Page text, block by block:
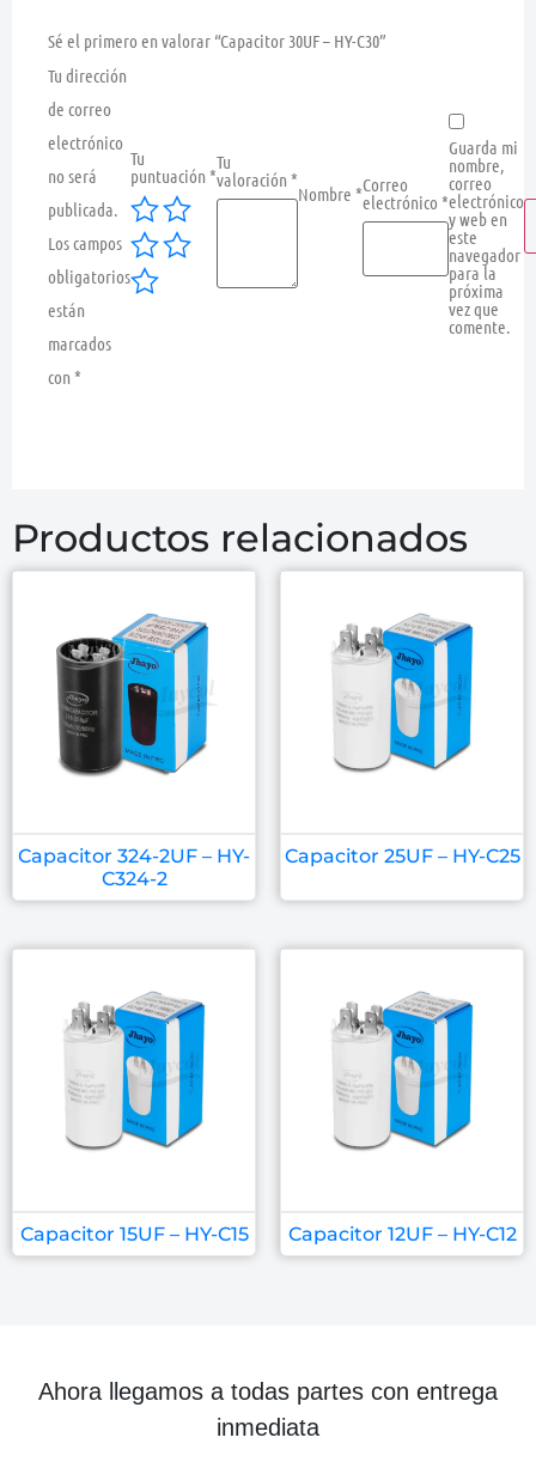
Sé el primero en valorar “Capacitor 30UF – HY-C30”
Tu dirección
de correo
electrónico
no será
publicada.
Los campos
obligatorios
están
marcados
con *
Tu
puntuación *
Tu
valoración *
Nombre *Correo
electrónico *
Guarda mi
nombre,
correo
electrónico
y web en
este
navegador
para la
próxima
vez que
comente.
Productos relacionados
Capacitor 324-2UF – HY-
C324-2
Capacitor 25UF – HY-C25
Capacitor 15UF – HY-C15 Capacitor 12UF – HY-C12
Ahora llegamos a todas partes con entrega
inmediata